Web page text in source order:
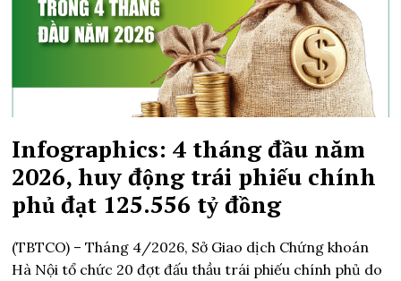
Infographics: 4 tháng đầu năm
2026, huy động trái phiếu chính
phủ đạt 125.556 tỷ đồng
(TBTCO) –Tháng 4/2026, Sở Giao dịch Chứng khoán
Hà Nội tổ chức 20 đợt đấu thầu trái phiếu chính phủ do